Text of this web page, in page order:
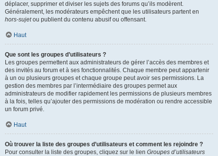
déplacer, supprimer et diviser les sujets des forums qu’ils modèrent.
Généralement, les modérateurs empêchent que les utilisateurs partent en
hors-sujetou publient du contenu abusif ou offensant.
Haut
Que sont les groupes d’utilisateurs ?
Les groupes permettent aux administrateurs de gérer l’accès des membres et
des invités au forum et à ses fonctionnalités. Chaque membre peut appartenir
à un ou plusieurs groupes et chaque groupe peut avoir ses permissions. La
gestion des membres par l’intermédiaire des groupes permet aux
administrateurs de modifier rapidement les permissions de plusieurs membres
à la fois, telles qu’ajouter des permissions de modération ou rendre accessible
un forum privé.
Haut
Où trouver la liste des groupes d’utilisateurs et comment les rejoindre ?
Pour consulter la liste des groupes, cliquez sur le lien Groupes d’utilisateurs